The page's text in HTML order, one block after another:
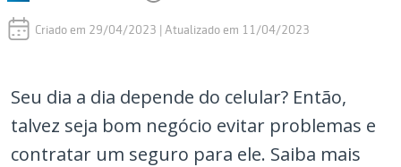
Criado em 29/04/2023 | Atualizado em 11/04/2023
Seu dia a dia depende do celular? Então,
talvez seja bom negócio evitar problemas e
contratar um seguro para ele. Saiba mais